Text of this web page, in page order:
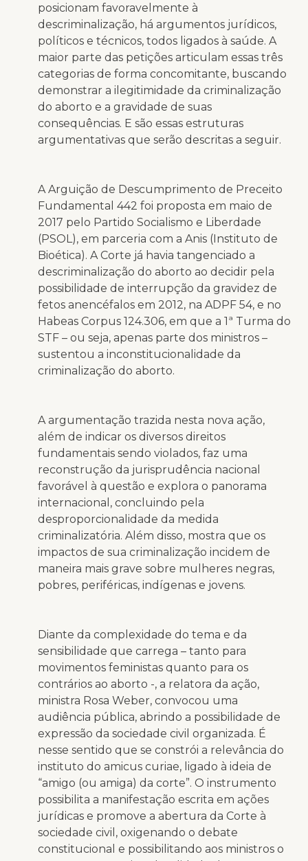
posicionam favoravelmente à
descriminalização, há argumentos jurídicos,
políticos e técnicos, todos ligados à saúde. A
maior parte das petições articulam essas três
categorias de forma concomitante, buscando
demonstrar a ilegitimidade da criminalização
do aborto e a gravidade de suas
consequências. E são essas estruturas
argumentativas que serão descritas a seguir.
A Arguição de Descumprimento de Preceito
Fundamental 442 foi proposta em maio de
2017 pelo Partido Socialismo e Liberdade
(PSOL), em parceria com a Anis (Instituto de
Bioética). A Corte já havia tangenciado a
descriminalização do aborto ao decidir pela
possibilidade de interrupção da gravidez de
fetos anencéfalos em 2012, na ADPF 54, e no
Habeas Corpus 124.306, em que a 1ª Turma do
STF – ou seja, apenas parte dos ministros –
sustentou a inconstitucionalidade da
criminalização do aborto.
A argumentação trazida nesta nova ação,
além de indicar os diversos direitos
fundamentais sendo violados, faz uma
reconstrução da jurisprudência nacional
favorável à questão e explora o panorama
internacional, concluindo pela
desproporcionalidade da medida
criminalizatória. Além disso, mostra que os
impactos de sua criminalização incidem de
maneira mais grave sobre mulheres negras,
pobres, periféricas, indígenas e jovens.
Diante da complexidade do tema e da
sensibilidade que carrega – tanto para
movimentos feministas quanto para os
contrários ao aborto -, a relatora da ação,
ministra Rosa Weber, convocou uma
audiência pública, abrindo a possibilidade de
expressão da sociedade civil organizada. É
nesse sentido que se constrói a relevância do
instituto do amicus curiae, ligado à ideia de
“amigo (ou amiga) da corte”. O instrumento
possibilita a manifestação escrita em ações
jurídicas e promove a abertura da Corte à
sociedade civil, oxigenando o debate
constitucional e possibilitando aos ministros o